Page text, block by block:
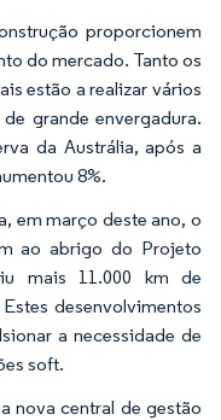
proporcionem
do mercado. Tanto os
estão a realizar vários
grande envergadura.
da Austrália, após a
8%.
em março deste ano, o
ao abrigo do Projeto
mais 11.000 km de
desenvolvimentos
a necessidade de
soft.
nova central de gestão